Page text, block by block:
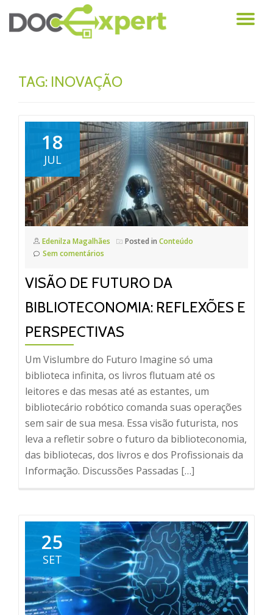
Pular
TAG: INOVAÇÃO
18
JUL
Edenilza Magalhães Posted in Conteúdo
Sem comentários
VISÃO DE FUTURO DA
BIBLIOTECONOMIA: REFLEXÕES E
PERSPECTIVAS
Um Vislumbre do Futuro Imagine só uma
biblioteca infinita, os livros flutuam até os
leitores e das mesas até as estantes, um
bibliotecário robótico comanda suas operações
sem sair de sua mesa. Essa visão futurista, nos
leva a refletir sobre o futuro da biblioteconomia,
das bibliotecas, dos livros e dos Profissionais da
Informação. Discussões Passadas […]
25
SET